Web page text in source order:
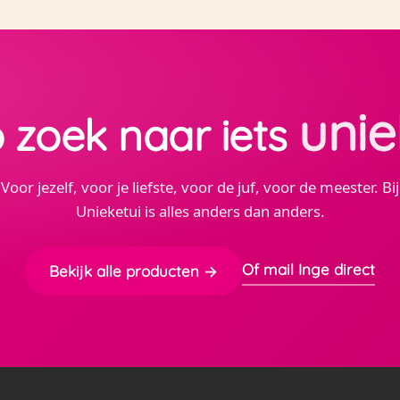
zoek naar iets
Voor jezelf, voor je liefste, voor de juf, voor de meester. Bij
Unieketui is alles anders dan anders.
Bekijk alle producten → Of mail Inge direct